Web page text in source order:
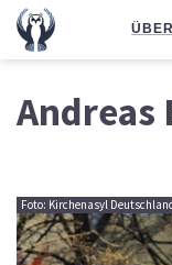
Andreas
Foto: Kirchenasyl